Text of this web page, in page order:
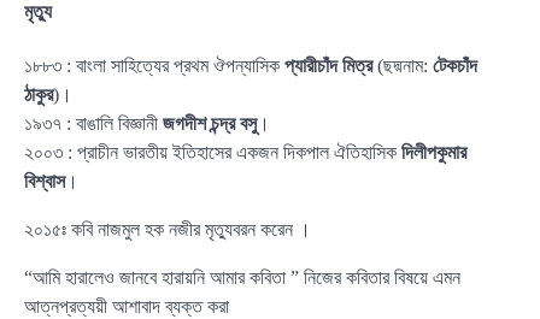
মৃত্যু
১৮৮৩ : বাংলা সাহিত্যের প্রথম ঔপন্যাসিক প্যারীচাঁদ মিত্র(ছদ্মনাম: টেকচাঁদ
ঠাকুর)।
১৯৩৭ : বাঙালি বিজ্ঞানী জগদীশ চন্দ্র বসু।
২০০৩ : প্রাচীন ভারতীয় ইতিহাসের একজন দিকপাল ঐতিহাসিক দিলীপকুমার
বিশ্বাস।
২০১৫ঃ কবি নাজমুল হক নজীর মৃত্যুবরন করেন ।
“আমি হারালেও জানবে হারায়নি আমার কবিতা ” নিজের কবিতার বিষয়ে এমন
আত্নপ্রত্যয়ী আশাবাদ ব্যক্ত করা